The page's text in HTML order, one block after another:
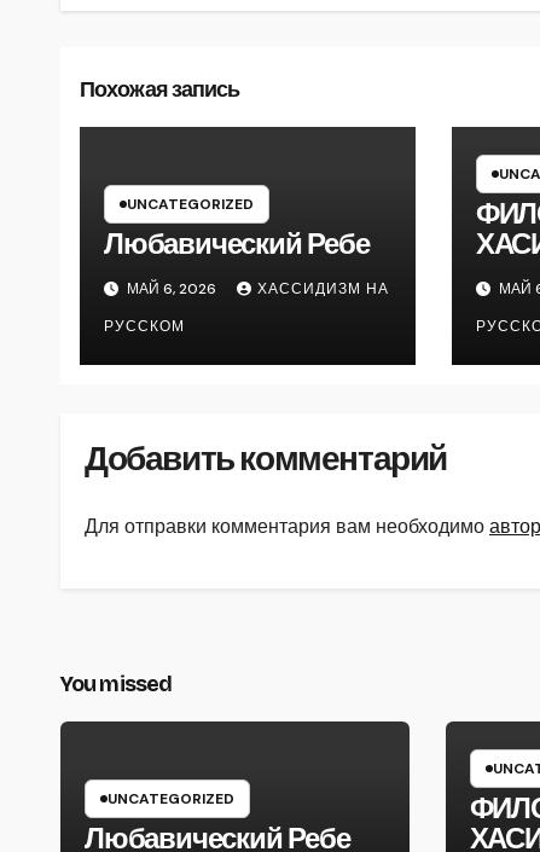
Похожая запись
UNCATEGORIZED
Любавический Ребе
МАЙ 6, 2026
ХАССИДИЗМ НА
РУССКОМ
МАЙ
Добавить комментарий
Для отправки комментария вам необходимо
You missed
UNCATEGORIZED
Любавический Ребе